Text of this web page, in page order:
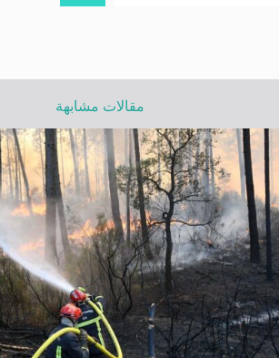
مقالات مشابهة